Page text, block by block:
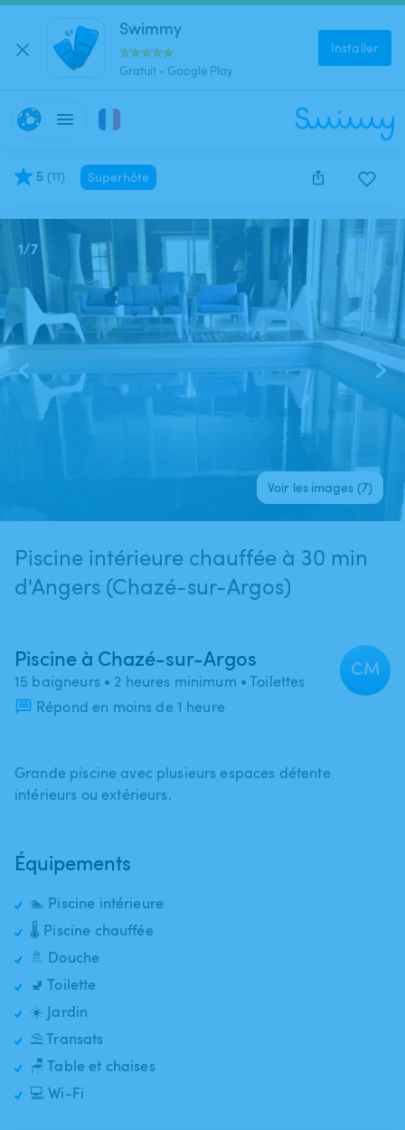
Swimmy
Gratuit - Google Play
Installer
5 (11) Superhôte
Cette annonce est close et ne peut être réservée.
1/7
Voir les images (7)
Piscine intérieure chauffée à 30 min
d'Angers (Chazé-sur-Argos)
Piscine à Chazé-sur-Argos
15 baigneurs • 2 heures minimum • Toilettes
Répond en moins de 1 heure
CM
Grande piscine avec plusieurs espaces détente
intérieurs ou extérieurs.
Équipements
🏊 Piscine intérieure
🌡️ Piscine chauffée
🚿 Douche
🚽 Toilette
☀️ Jardin
⛱️ Transats
🪑 Table et chaises
💻 Wi-Fi